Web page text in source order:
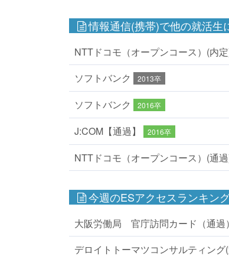
情報通信(携帯)で他の就活生
NTTドコモ（オープンコース）(内
ソフトバンク
2013卒
ソフトバンク 2016卒
J:COM【通過】 2016卒
NTTドコモ（オープンコース）(通
今週のESアクセスランキン
大阪労働局 官庁訪問カード（通過）
デロイトトーマツコンサルティング